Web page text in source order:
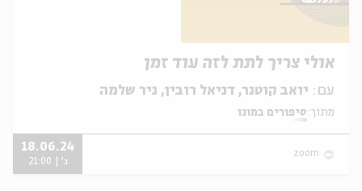
אולי צריך לתת לזה עוד זמן
עם:
מתוך: סיפורים במונו
zoom
18.06.24
ג' | 21:00